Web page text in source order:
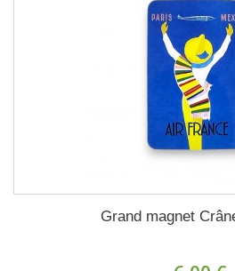
Grand magnet